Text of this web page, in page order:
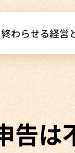
終わらせる経営
告は